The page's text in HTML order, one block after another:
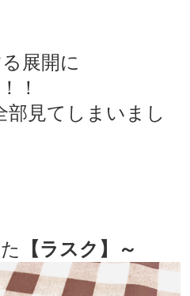
展開に
！
部見てしまいまし
【ラスク】～